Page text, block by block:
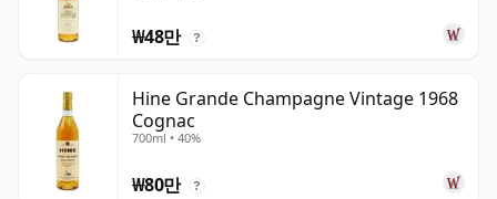
₩48만 ?
Hine Grande Champagne Vintage 1968
Cognac
700ml • 40%
₩80만 ?